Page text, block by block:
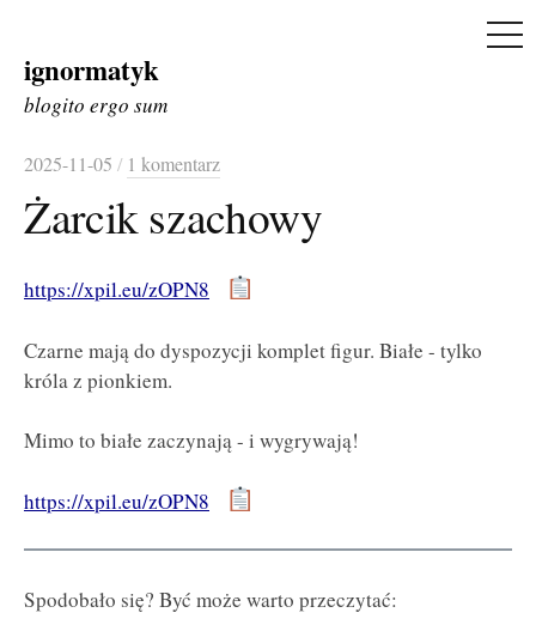
Skip
to
ignormatyk
blogito ergo sum
2025-11-05 / 1 komentarz
Żarcik szachowy
https://xpil.eu/zOPN8
Czarne mają do dyspozycji komplet figur. Białe - tylko
króla z pionkiem.
Mimo to białe zaczynają - i wygrywają!
https://xpil.eu/zOPN8
Spodobało się? Być może warto przeczytać: